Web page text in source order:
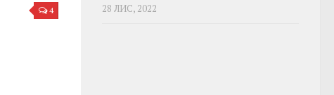
4 28 ЛИС, 2022